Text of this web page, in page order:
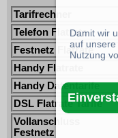
Tarifrechner
Telefon Flatrate
Festnetz Flatrate
Handy Flatrate
Handy Datentarife
DSL Flatrate Tarife
Vollanschluss
Festnetz
Damit wir
auf
Nutzung